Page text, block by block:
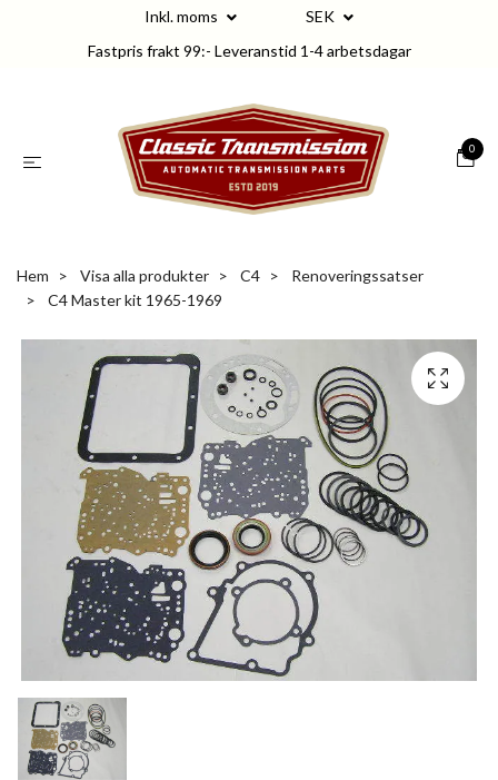
Inkl. moms
SEK
Fastpris frakt 99:- Leveranstid 1-4 arbetsdagar
0
Hem Visa alla produkter C4
Renoveringssatser
C4 Master kit 1965-1969